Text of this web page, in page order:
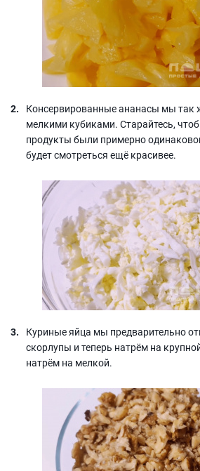
Консервированные ананасы мы так
мелкими кубиками. Старайтесь,
продукты были примерно
будет смотреться ещё красивее.
Куриные яйца мы предварительно
скорлупы и теперь натрём на
натрём на мелкой.